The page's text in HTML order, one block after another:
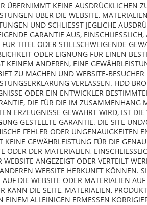
ÜBERNIMMT KEINE AUSDRÜCKLICHEN
ÜBER DIE WEBSITE,
UND SCHLIESST JEGLICHE
GARANTIE AUS,
TITEL ODER STILLSCHWEIGENDE
ODER EIGNUNG FÜR EINEN
KEINEM ANDEREN, EINE
ZU MACHEN UND WEBSITE-
VERLASSEN. HDD
ODER EIN ENTWICKLER
DIE FÜR DIE IM ZUSAMMENHANG
ERZEUGNISSE GEWÄHRT WIRD, IST
GESTELLTE GARANTIE. DIE SITE
FEHLER ODER UNGENAUIGKEITEN
KEINE GEWÄHRLEISTUNG FÜR DIE
ODER DER MATERIALIEN,
WEBSITE ANGEZEIGT ODER VERTEILT
WEBSITE HERKUNFT KÖNNEN.
AUF DIE WEBSITE ODER MATERIALIEN
KANN DIE SEITE, MATERIALIEN,
EINEM ALLEINIGEN ERMESSEN